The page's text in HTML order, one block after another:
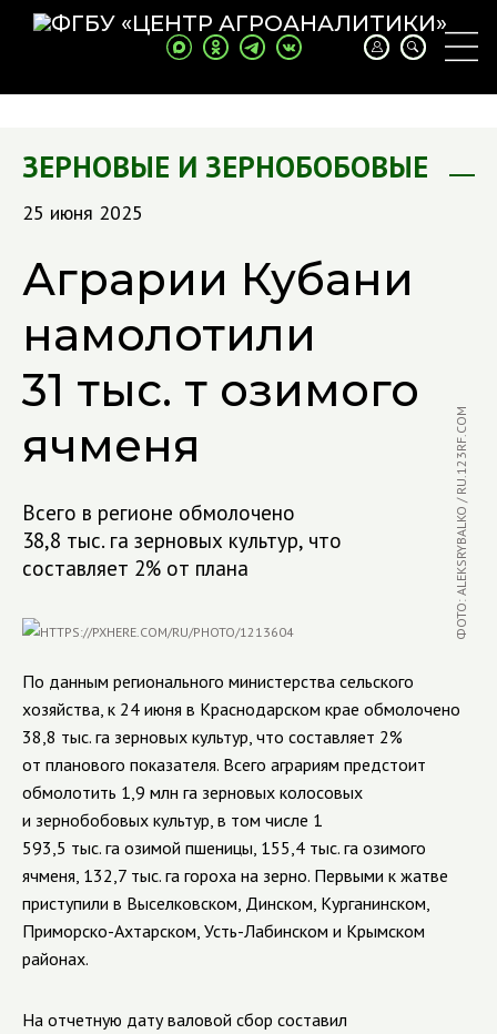
ЗЕРНОВЫЕ И ЗЕРНОБОБОВЫЕ
25 июня 2025
Аграрии Кубани
намолотили
31 тыс. т озимого
ячменя
Всего в регионе обмолочено
38,8 тыс. га зерновых культур, что
составляет 2% от плана
ФОТО: ALEKSRYBALKO / RU.123RF.COM
По данным регионального министерства сельского
хозяйства, к 24 июня в Краснодарском крае обмолочено
38,8 тыс. га зерновых культур, что составляет 2%
от планового показателя. Всего аграриям предстоит
обмолотить 1,9 млн га зерновых колосовых
и зернобобовых культур, в том числе 1
593,5 тыс. га озимой пшеницы, 155,4 тыс. га озимого
ячменя, 132,7 тыс. га гороха на зерно. Первыми к жатве
приступили в Выселковском, Динском, Курганинском,
Приморско-Ахтарском, Усть-Лабинском и Крымском
районах.
На отчетную дату валовой сбор составил